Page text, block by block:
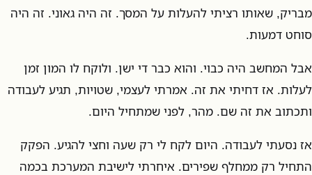
מבריק, שאותו רציתי להעלות על המסך. זה היה גאוני. זה היה
סוחט דמעות.
אבל המחשב היה כבוי. והוא כבר די ישן. ולוקח לו המון זמן
לעלות. אז דחיתי את זה. אמרתי לעצמי, שטויות, תגיע לעבודה
ותכתוב את זה שם. מהר, לפני שמתחיל היום.
אז נסעתי לעבודה. היום לקח לי רק שעה וחצי להגיע. הפקק
התחיל רק ממחלף שפירים. איחרתי לישיבת המערכת בכמה